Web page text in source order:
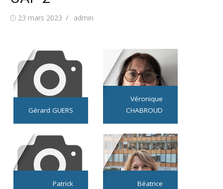
Publié23 mars 2023 Auteur/autrice
admin
Gérard GUERS
Véronique
CHABROUD
Patrick
Béatrice